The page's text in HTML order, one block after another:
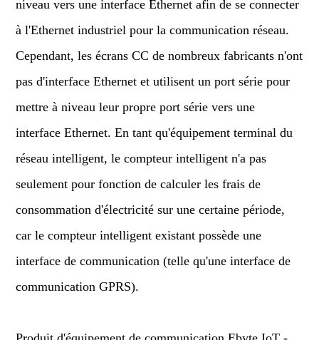
niveau vers une interface Ethernet afin de se connecter
à l'Ethernet industriel pour la communication réseau.
Cependant, les écrans CC de nombreux fabricants n'ont
pas d'interface Ethernet et utilisent un port série pour
mettre à niveau leur propre port série vers une
interface Ethernet. En tant qu'équipement terminal du
réseau intelligent, le compteur intelligent n'a pas
seulement pour fonction de calculer les frais de
consommation d'électricité sur une certaine période,
car le compteur intelligent existant possède une
interface de communication (telle qu'une interface de
communication GPRS).